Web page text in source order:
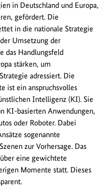
in Deutschland und Europa,
gefördert. Die
in die nationale Strategie
Umsetzung der
das Handlungsfeld
stärken, um
adressiert. Die
ist ein anspruchsvolles
Intelligenz (KI). Sie
KI-basierten Anwendungen,
oder Roboter. Dabei
sogenannte
zur Vorhersage. Das
eine gewichtete
Momente statt. Dieses